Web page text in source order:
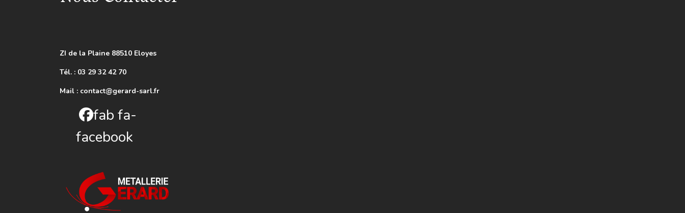
ZI de la Plaine 88510 Eloyes
Tél. : 03 29 32 42 70
Mail : contact@gerard-sarl.fr
fab fa-
facebook